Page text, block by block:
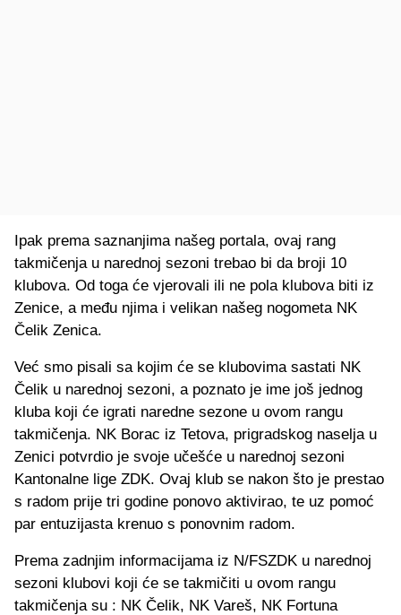
Ipak prema saznanjima našeg portala, ovaj rang
takmičenja u narednoj sezoni trebao bi da broji 10
klubova. Od toga će vjerovali ili ne pola klubova biti iz
Zenice, a među njima i velikan našeg nogometa NK
Čelik Zenica.
Već smo pisali sa kojim će se klubovima sastati NK
Čelik u narednoj sezoni, a poznato je ime još jednog
kluba koji će igrati naredne sezone u ovom rangu
takmičenja. NK Borac iz Tetova, prigradskog naselja u
Zenici potvrdio je svoje učešće u narednoj sezoni
Kantonalne lige ZDK. Ovaj klub se nakon što je prestao
s radom prije tri godine ponovo aktivirao, te uz pomoć
par entuzijasta krenuo s ponovnim radom.
Prema zadnjim informacijama iz N/FSZDK u narednoj
sezoni klubovi koji će se takmičiti u ovom rangu
takmičenja su : NK Čelik, NK Vareš, NK Fortuna